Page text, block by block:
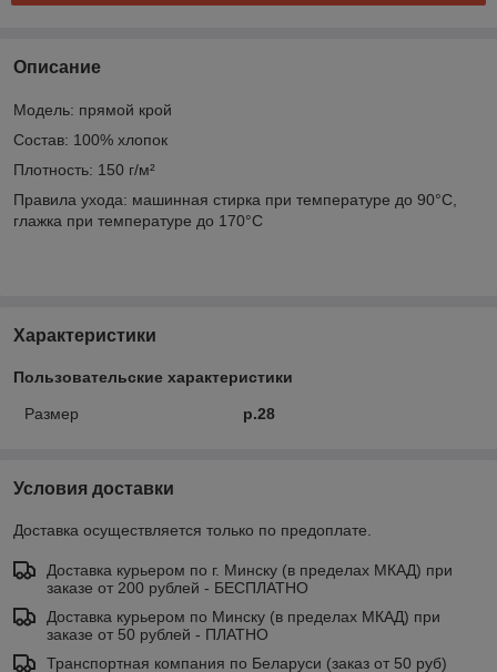
Описание
Модель: прямой крой
Состав: 100% хлопок
Плотность: 150 г/м²
Правила ухода: машинная стирка при температуре до 90°C,
глажка при температуре до 170°C
Характеристики
Пользовательские характеристики
Размер р.28
Условия доставки
Доставка осуществляется только по предоплате.
Доставка курьером по г. Минску (в пределах МКАД) при
заказе от 200 рублей - БЕСПЛАТНО
Доставка курьером по Минску (в пределах МКАД) при
заказе от 50 рублей - ПЛАТНО
Транспортная компания по Беларуси (заказ от 50 руб)